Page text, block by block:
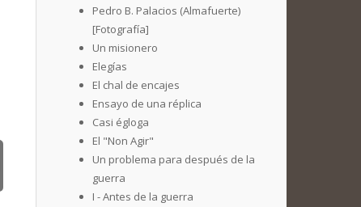
Pedro B. Palacios (Almafuerte)
[Fotografía]
Un misionero
Elegías
El chal de encajes
Ensayo de una réplica
Casi égloga
El "Non Agir"
Un problema para después de la
guerra
I - Antes de la guerra